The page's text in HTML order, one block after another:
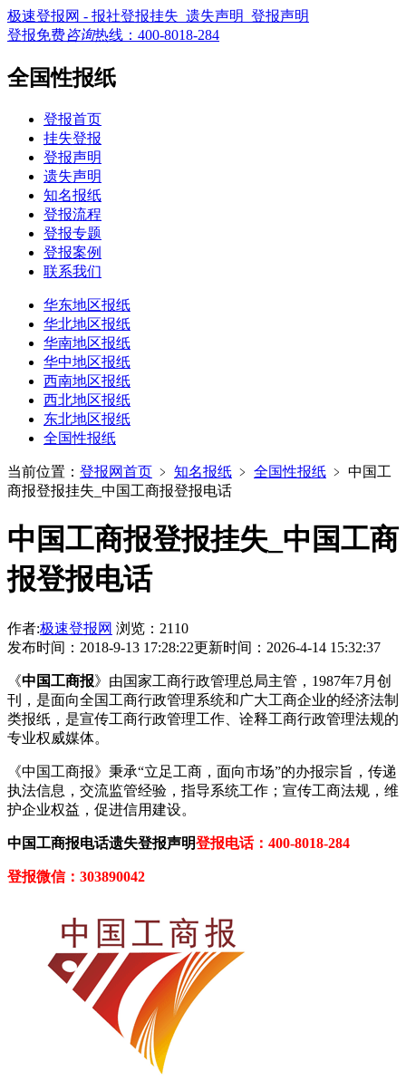
极速登报网 - 报社登报挂失_遗失声明_登报声明
登报免费咨询热线： 400-8018-284
全国性报纸
登报首页
挂失登报
登报声明
遗失声明
知名报纸
登报流程
登报专题
登报案例
联系我们
华东地区报纸
华北地区报纸
华南地区报纸
华中地区报纸
西南地区报纸
西北地区报纸
东北地区报纸
全国性报纸
当前位置： 登报网首页 ﹥ 知名报纸 ﹥ 全国性报纸 ﹥ 中国工
商报登报挂失_中国工商报登报电话
中国工商报登报挂失_中国工商
报登报电话
作者:极速登报网 浏览：2110
发布时间：2018-9-13 17:28:22更新时间：2026-4-14 15:32:37
《中国工商报》由国家工商行政管理总局主管，1987年7月创
刊，是面向全国工商行政管理系统和广大工商企业的经济法制
类报纸，是宣传工商行政管理工作、诠释工商行政管理法规的
专业权威媒体。
《中国工商报》秉承“立足工商，面向市场”的办报宗旨，传递
执法信息，交流监管经验，指导系统工作；宣传工商法规，维
护企业权益，促进信用建设。
中国工商报电话遗失登报声明登报电话：400-8018-284
登报微信：303890042